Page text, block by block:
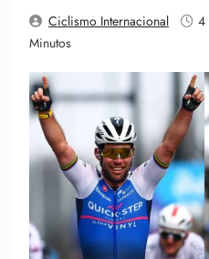
Ciclismo Internacional 4
Minutos